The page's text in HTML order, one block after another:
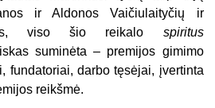
ir Aldonos Vaičiulaityčių ir
viso šio reikalo spiritus
suminėta – premijos gimimo
fundatoriai, darbo tęsėjai, įvertinta
reikšmė.